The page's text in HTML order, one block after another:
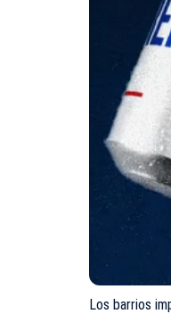
Los barrios